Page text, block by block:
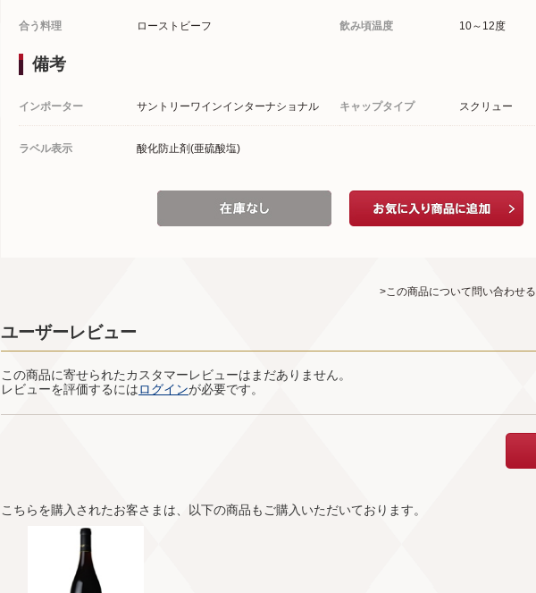
合う料理 ローストビーフ 飲み頃温度 10～12度
備考
インポーター サントリーワインインターナショナル キャップタイプ スクリュー
ラベル表示 酸化防止剤(亜硫酸塩)
>この商品について問い合わせる
ユーザーレビュー
この商品に寄せられたカスタマーレビューはまだありません。
レビューを評価するにはログインが必要です。
こちらを購入されたお客さまは、以下の商品もご購入いただいております。